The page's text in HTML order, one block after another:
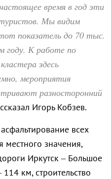
время в год эти
Мы видим
показатель до 70 тыс.
году. К работе по
здесь
мероприятия
разносторонний
Игорь Кобзев.
всех
местного значения,
Иркутск – Большое
114 км, строительство